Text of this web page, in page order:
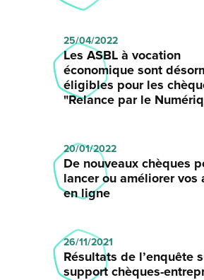
25/04/2022
Les ASBL à vocation
économique sont
éligibles pour les
"Relance par le
20/01/2022
De nouveaux chèques
lancer ou améliorer vos
en ligne
26/11/2021
Résultats de l’enquête
support chèques-